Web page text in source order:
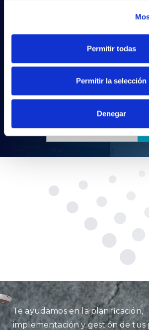
Permitir todas
Permitir la selección
Denegar
Grâce à notre large gamme de
Téléchargez notre catalogue
TÉLÉCHARGER
Te ayudamos en la planificación,
implementación y gestión de tus